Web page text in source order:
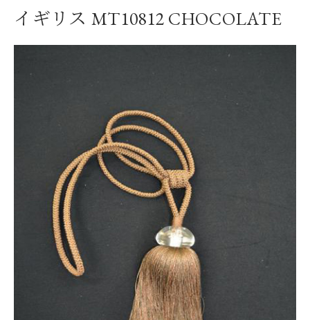
イギリス MT10812 CHOCOLATE